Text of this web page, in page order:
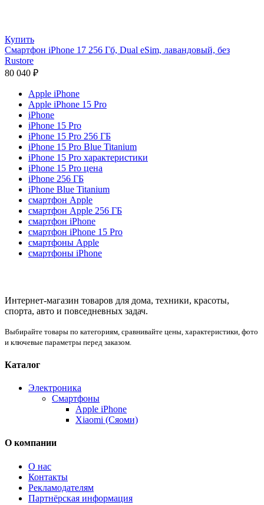
Купить
Смартфон iPhone 17 256 Гб, Dual eSim, лавандовый, без
Rustore
80 040 ₽
Apple iPhone
Apple iPhone 15 Pro
iPhone
iPhone 15 Pro
iPhone 15 Pro 256 ГБ
iPhone 15 Pro Blue Titanium
iPhone 15 Pro характеристики
iPhone 15 Pro цена
iPhone 256 ГБ
iPhone Blue Titanium
смартфон Apple
смартфон Apple 256 ГБ
смартфон iPhone
смартфон iPhone 15 Pro
смартфоны Apple
смартфоны iPhone
Интернет-магазин товаров для дома, техники, красоты,
спорта, авто и повседневных задач.
Выбирайте товары по категориям, сравнивайте цены, характеристики, фото
и ключевые параметры перед заказом.
Каталог
Электроника
Смартфоны
Apple iPhone
Xiaomi (Сяоми)
О компании
О нас
Контакты
Рекламодателям
Партнёрская информация